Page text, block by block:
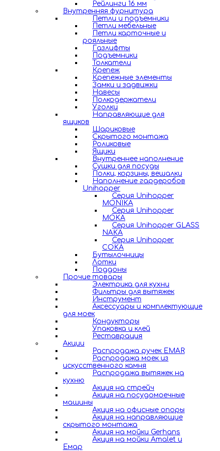
Рейлинги 16 мм
Внутренняя фурнитура
Петли и подъемники
Петли мебельные
Петли карточные и
рояльные
Газлифты
Подъемники
Толкатели
Крепеж
Крепежные элементы
Замки и задвижки
Навесы
Полкодержатели
Уголки
Направляющие для
ящиков
Шариковые
Скрытого монтажа
Роликовые
Ящики
Внутреннее наполнение
Сушки для посуды
Полки, корзины, вешалки
Наполнение гардеробов
Unihopper
Серия Unihopper
MONIKA
Серия Unihopper
MOKA
Серия Unihopper GLASS
NAKA
Серия Unihopper
COKA
Бутылочницы
Лотки
Поддоны
Прочие товары
Электрика для кухни
Фильтры для вытяжек
Инструмент
Аксессуары и комплектующие
для моек
Кондукторы
Упаковка и клей
Реставрация
Акции
Распродажа ручек EMAR
Распродажа моек из
искусственного камня
Распродажа вытяжек на
кухню
Акция на стрейч
Акция на посудомоечные
машины
Акция на офисные опоры
Акция на направляющие
скрытого монтажа
Акция на мойки Gerhans
Акция на мойки Amalet и
Емар